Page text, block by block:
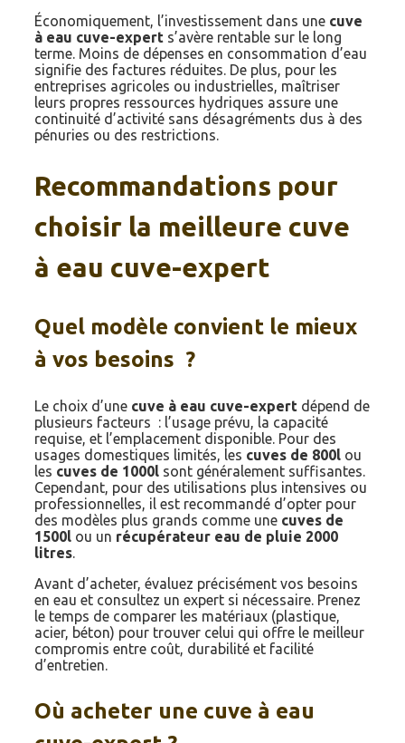
Économiquement, l’investissement dans une cuve
à eau cuve-expert s’avère rentable sur le long
terme. Moins de dépenses en consommation d’eau
signifie des factures réduites. De plus, pour les
entreprises agricoles ou industrielles, maîtriser
leurs propres ressources hydriques assure une
continuité d’activité sans désagréments dus à des
pénuries ou des restrictions.
Recommandations pour
choisir la meilleure cuve
à eau cuve-expert
Quel modèle convient le mieux
à vos besoins ?
Le choix d’une cuve à eau cuve-expert dépend de
plusieurs facteurs : l’usage prévu, la capacité
requise, et l’emplacement disponible. Pour des
usages domestiques limités, les cuves de 800l ou
les cuves de 1000l sont généralement suffisantes.
Cependant, pour des utilisations plus intensives ou
professionnelles, il est recommandé d’opter pour
des modèles plus grands comme une cuves de
1500l ou un récupérateur eau de pluie 2000
litres.
Avant d’acheter, évaluez précisément vos besoins
en eau et consultez un expert si nécessaire. Prenez
le temps de comparer les matériaux (plastique,
acier, béton) pour trouver celui qui offre le meilleur
compromis entre coût, durabilité et facilité
d’entretien.
Où acheter une cuve à eau